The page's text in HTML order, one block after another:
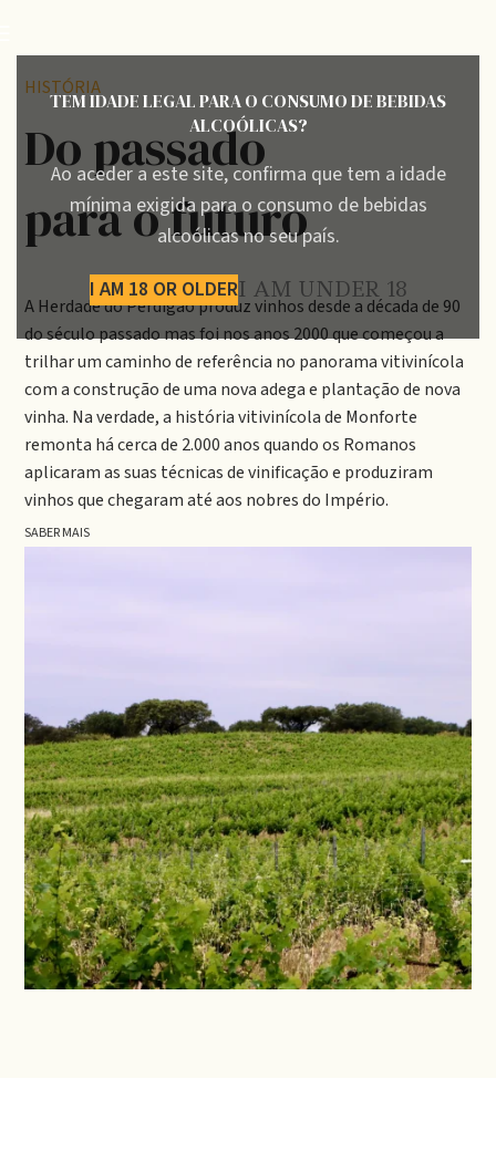
TEM IDADE LEGAL PARA O CONSUMO DE BEBIDAS
ALCOÓLICAS?
Ao aceder a este site, confirma que tem a idade
mínima exigida para o consumo de bebidas
alcoólicas no seu país.
I AM 18 OR OLDERI AM UNDER 18
HISTÓRIA
Do passado
para o futuro
A Herdade do Perdigão produz vinhos desde a década de 90
do século passado mas foi nos anos 2000 que começou a
trilhar um caminho de referência no panorama vitivinícola
com a construção de uma nova adega e plantação de nova
vinha. Na verdade, a história vitivinícola de Monforte
remonta há cerca de 2.000 anos quando os Romanos
aplicaram as suas técnicas de vinificação e produziram
vinhos que chegaram até aos nobres do Império.
SABER MAIS